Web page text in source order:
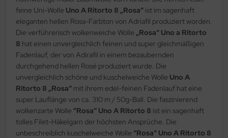
feine Uni-Wolle Uno A Ritorto 8 „Rosa“ ist im sagenhaft
eleganten hellen Rosa-Farbton von Adriafil produziert worden.
Die verführerisch wolkenweiche Wolle „Rosa“ Uno a Ritorto
8 hat einen unvergleichlich feinen und super gleichmäßigen
Fadenlauf, der von Adirafil in einem bezaubernden
durchgehend hellen Rosé produziert wurde. Die
unvergleichlich schöne und kuschelweiche Wolle Uno A
Ritorto 8 „Rosa“ mit ihrem edel-feinen Fadenlauf hat eine
super Lauflänge von ca. 310 m / 50g-Ball. Die faszinierend
wolkenzarte Wolle “Rosa“ Uno A Ritorto 8 ist ein sagenhaft
tolles Filet-Häkelgarn der höchsten Ansprüche. Die
unbeschreiblich kuschelweiche Wolle “Rosa“ Uno A Ritorto 8